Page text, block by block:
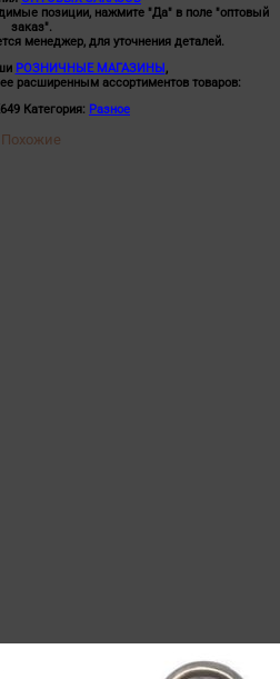
позиции, нажмите "Да" в поле "оптовый
заказ".
менеджер, для уточнения деталей.
РОЗНИЧНЫЕ МАГАЗИНЫ ,
расширенным ассортиментов товаров:
Категория: Разное
Похожие